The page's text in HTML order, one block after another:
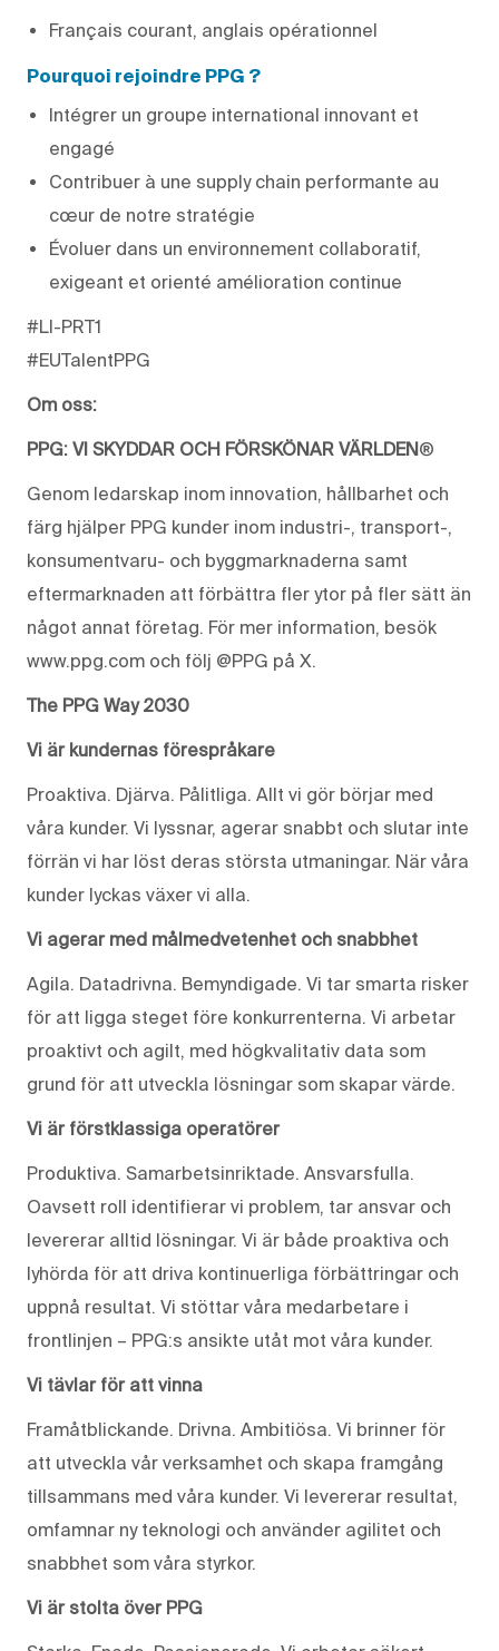
Français courant, anglais opérationnel
Pourquoi rejoindre PPG ?
Intégrer un groupe international innovant et
engagé
Contribuer à une supply chain performante au
cœur de notre stratégie
Évoluer dans un environnement collaboratif,
exigeant et orienté amélioration continue
#LI-PRT1
#EUTalentPPG
Om oss:
PPG: VI SKYDDAR OCH FÖRSKÖNAR VÄRLDEN®
Genom ledarskap inom innovation, hållbarhet och
färg hjälper PPG kunder inom industri-, transport-,
konsumentvaru- och byggmarknaderna samt
eftermarknaden att förbättra fler ytor på fler sätt än
något annat företag. För mer information, besök
www.ppg.com och följ @PPG på X.
The PPG Way 2030
Vi är kundernas förespråkare
Proaktiva. Djärva. Pålitliga. Allt vi gör börjar med
våra kunder. Vi lyssnar, agerar snabbt och slutar inte
förrän vi har löst deras största utmaningar. När våra
kunder lyckas växer vi alla.
Vi agerar med målmedvetenhet och snabbhet
Agila. Datadrivna. Bemyndigade. Vi tar smarta risker
för att ligga steget före konkurrenterna. Vi arbetar
proaktivt och agilt, med högkvalitativ data som
grund för att utveckla lösningar som skapar värde.
Vi är förstklassiga operatörer
Produktiva. Samarbetsinriktade. Ansvarsfulla.
Oavsett roll identifierar vi problem, tar ansvar och
levererar alltid lösningar. Vi är både proaktiva och
lyhörda för att driva kontinuerliga förbättringar och
uppnå resultat. Vi stöttar våra medarbetare i
frontlinjen – PPG:s ansikte utåt mot våra kunder.
Vi tävlar för att vinna
Framåtblickande. Drivna. Ambitiösa. Vi brinner för
att utveckla vår verksamhet och skapa framgång
tillsammans med våra kunder. Vi levererar resultat,
omfamnar ny teknologi och använder agilitet och
snabbhet som våra styrkor.
Vi är stolta över PPG